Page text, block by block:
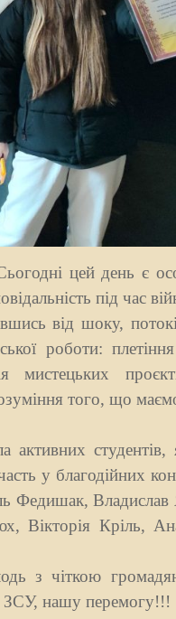
цей день є
під час
від шоку,
роботи: плетіння
мистецьких
того, що
активних студентів,
у благодійних
Федишак, Владислав
Вікторія Кріль,
з чіткою
ЗСУ, нашу перемогу!!!